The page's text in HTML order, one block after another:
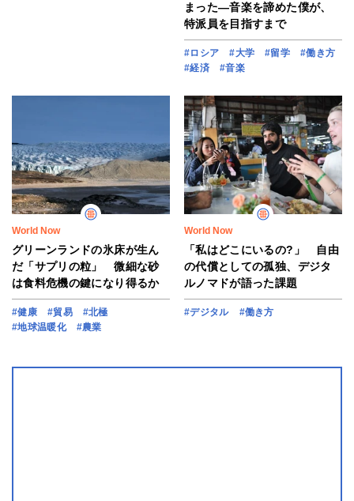
まった―音楽を諦めた僕が、
特派員を目指すまで
#ロシア #大学 #留学
#働き方
#経済
#音楽
World Now
グリーンランドの氷床が生ん
だ「サプリの粒」 微細な砂
は食料危機の鍵になり得るか
#健康 #貿易
#北極
#地球温暖化
#農業
World Now
「私はどこにいるの?」 自由
の代償としての孤独、デジタ
ルノマドが語った課題
#デジタル #働き方